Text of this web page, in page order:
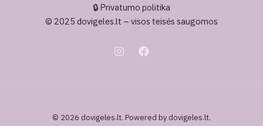
🔒 Privatumo politika
© 2025 dovigeles.lt – visos teisės saugomos
© 2026 dovigeles.lt. Powered by dovigeles.lt.